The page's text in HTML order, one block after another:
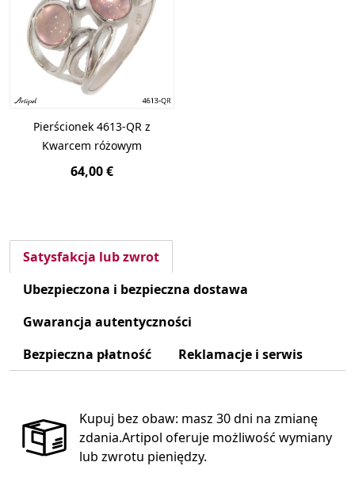
Pierścionek 4613-QR z
Kwarcem różowym
64,00 €
Satysfakcja lub zwrot
Ubezpieczona i bezpieczna dostawa
Gwarancja autentyczności
Bezpieczna płatność
Reklamacje i serwis
Kupuj bez obaw: masz 30 dni na zmianę
zdania.Artipol oferuje możliwość wymiany
lub zwrotu pieniędzy.